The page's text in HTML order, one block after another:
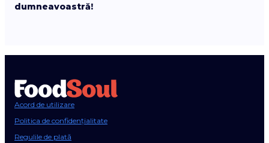
dumneavoastră!
Acord de utilizare
Politica de confidențialitate
Regulile de plată